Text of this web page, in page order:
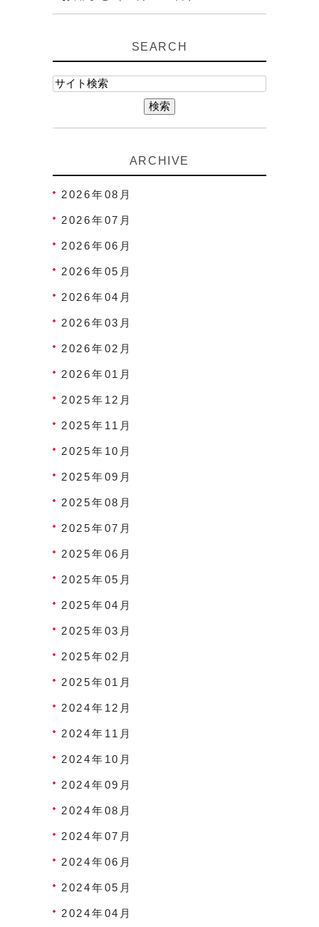
SEARCH
ARCHIVE
2026年08月
2026年07月
2026年06月
2026年05月
2026年04月
2026年03月
2026年02月
2026年01月
2025年12月
2025年11月
2025年10月
2025年09月
2025年08月
2025年07月
2025年06月
2025年05月
2025年04月
2025年03月
2025年02月
2025年01月
2024年12月
2024年11月
2024年10月
2024年09月
2024年08月
2024年07月
2024年06月
2024年05月
2024年04月